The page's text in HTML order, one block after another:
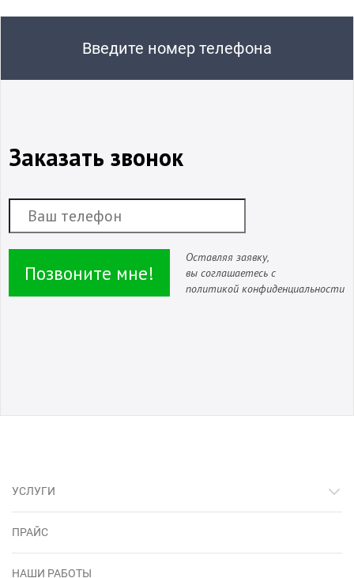
Введите номер телефона
Заказать звонок
Позвоните мне!
Оставляя заявку,
вы соглашаетесь с
политикой конфиденциальности
УСЛУГИ
ПРАЙС
НАШИ РАБОТЫ